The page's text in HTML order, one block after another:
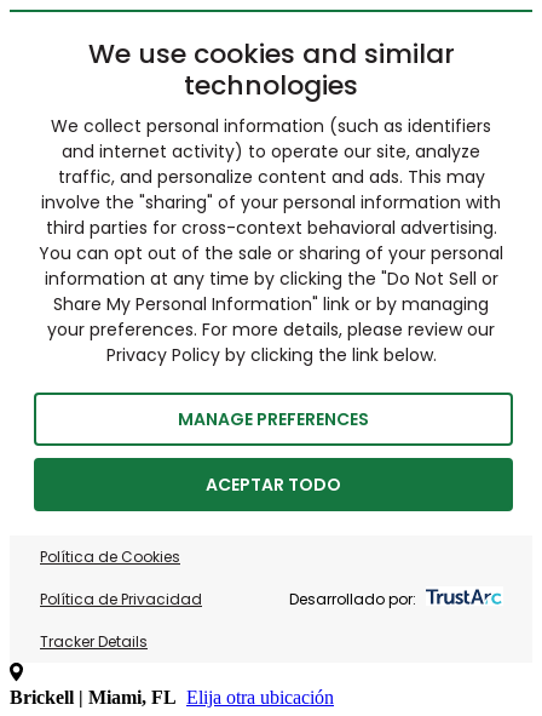
We use cookies and similar
technologies
We collect personal information (such as identifiers
and internet activity) to operate our site, analyze
traffic, and personalize content and ads. This may
involve the "sharing" of your personal information with
third parties for cross-context behavioral advertising.
You can opt out of the sale or sharing of your personal
information at any time by clicking the "Do Not Sell or
Share My Personal Information" link or by managing
your preferences. For more details, please review our
Privacy Policy by clicking the link below.
MANAGE PREFERENCES
ACEPTAR TODO
Política de Cookies
Política de Privacidad
Tracker Details
Desarrollado por:
Brickell | Miami, FL Elija otra ubicación